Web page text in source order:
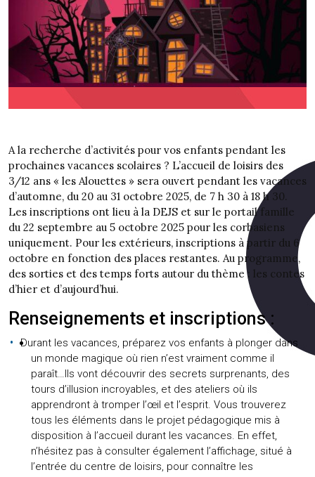
A la recherche d’activités pour vos enfants pendant les
prochaines vacances scolaires ? L’accueil de loisirs des
3/12 ans « les Alouettes » sera ouvert pendant les vacances
d’automne, du 20 au 31 octobre 2025, de 7 h 30 à 18 h 30.
Les inscriptions ont lieu à la DEJS et sur le portail famille
du 22 septembre au 5 octobre 2025 pour les corbasiens
uniquement. Pour les extérieurs, inscriptions à partir du 6
octobre en fonction des places restantes. Au programme,
des sorties et des temps forts autour du thème : les contes
d’hier et d’aujourd’hui.
Renseignements et inscriptions :
Durant les vacances, préparez vos enfants à plonger dans
un monde magique où rien n’est vraiment comme il
paraît…Ils vont découvrir des secrets surprenants, des
tours d’illusion incroyables, et des ateliers où ils
apprendront à tromper l’œil et l’esprit. Vous trouverez
tous les éléments dans le projet pédagogique mis à
disposition à l’accueil durant les vacances. En effet,
n’hésitez pas à consulter également l’affichage, situé à
l’entrée du centre de loisirs, pour connaître les